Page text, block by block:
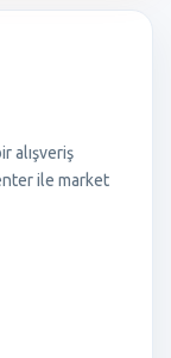
alışveriş
ile market